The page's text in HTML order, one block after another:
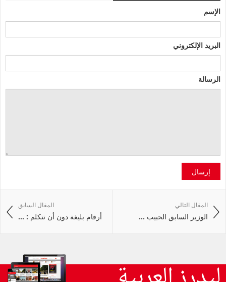
الإسم
البريد الإلكتروني
الرسالة
إرسال
المقال السابق
أرقام بليغة دون أن تتكلم : ...
المقال التالي
الوزير السابق الحبيب ...